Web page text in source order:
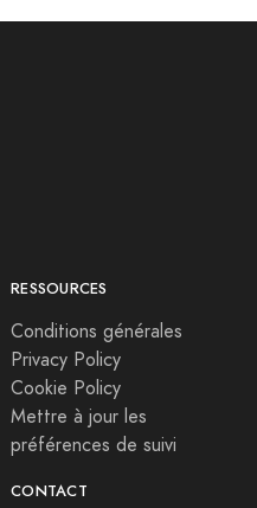
RESSOURCES
Conditions générales
Privacy Policy
Cookie Policy
Mettre à jour les
préférences de suivi
CONTACT